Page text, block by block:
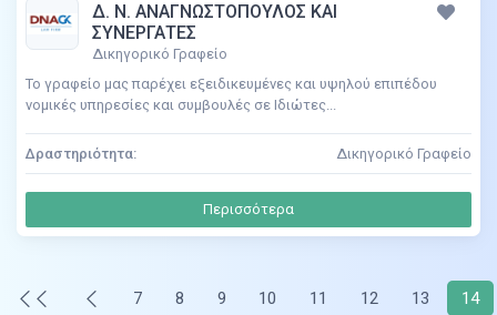
Δ. Ν. ΑΝΑΓΝΩΣΤΟΠΟΥΛΟΣ ΚΑΙ
ΣΥΝΕΡΓΑΤΕΣ
Δικηγορικό Γραφείο
Το γραφείο μας παρέχει εξειδικευμένες και υψηλού επιπέδου
νομικές υπηρεσίες και συμβουλές σε Ιδιώτες...
Δραστηριότητα: Δικηγορικό Γραφείο
Περισσότερα
7 8 9 10 11 12 13 14